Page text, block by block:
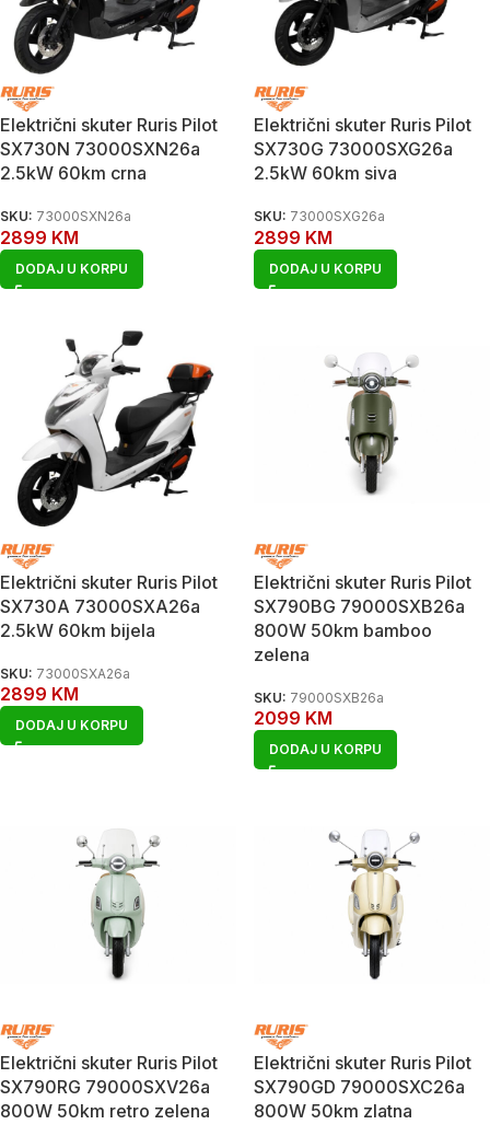
Električni skuter Ruris Pilot
SX730N 73000SXN26a
2.5kW 60km crna
SKU: 73000SXN26a
2899 KM
DODAJ U KORPU
Električni skuter Ruris Pilot
SX730G 73000SXG26a
2.5kW 60km siva
SKU: 73000SXG26a
2899 KM
DODAJ U KORPU
Električni skuter Ruris Pilot
SX730A 73000SXA26a
2.5kW 60km bijela
SKU: 73000SXA26a
2899 KM
DODAJ U KORPU
Električni skuter Ruris Pilot
SX790BG 79000SXB26a
800W 50km bamboo
zelena
SKU: 79000SXB26a
2099 KM
DODAJ U KORPU
Električni skuter Ruris Pilot
SX790RG 79000SXV26a
800W 50km retro zelena
Električni skuter Ruris Pilot
SX790GD 79000SXC26a
800W 50km zlatna